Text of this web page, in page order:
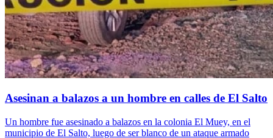
Asesinan a balazos a un hombre en calles de El Salto
Un hombre fue asesinado a balazos en la colonia El Muey, en el
municipio de El Salto, luego de ser blanco de un ataque armado